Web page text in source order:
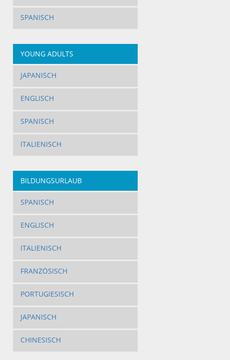
SPANISCH
YOUNG ADULTS
JAPANISCH
ENGLISCH
SPANISCH
ITALIENISCH
BILDUNGSURLAUB
SPANISCH
ENGLISCH
ITALIENISCH
FRANZÖSISCH
PORTUGIESISCH
JAPANISCH
CHINESISCH